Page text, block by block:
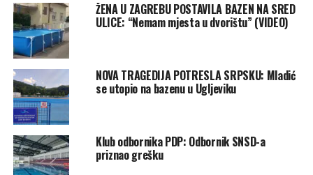
ŽENA U ZAGREBU POSTAVILA BAZEN NA SRED
ULICE: “Nemam mjesta u dvorištu” (VIDEO)
NOVA TRAGEDIJA POTRESLA SRPSKU: Mladić
se utopio na bazenu u Ugljeviku
Klub odbornika PDP: Odbornik SNSD-a
priznao grešku